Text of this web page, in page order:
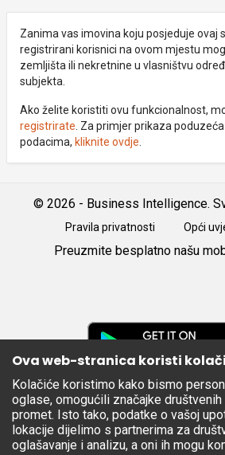
Zanima vas imovina koju posjeduje ovaj
registrirani korisnici na ovom mjestu
zemljišta ili nekretnine u vlasništvu
subjekta.
Ako želite koristiti ovu funkcionalnost,
registrirate . Za primjer prikaza
podacima, kliknite ovdje
© 2026 - Business Intelligence.
Pravila privatnosti Opći
Preuzmite besplatno našu
Apple
Store
Ova web-stranica koristi
Kolačiće koristimo kako bismo
oglase, omogućili značajke
promet. Isto tako, podatke o vašoj
lokacije dijelimo s partnerima za
oglašavanje i analizu, a oni ih mogu